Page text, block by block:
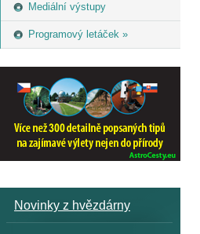
Mediální výstupy
Programový letáček »
Novinky z hvězdárny